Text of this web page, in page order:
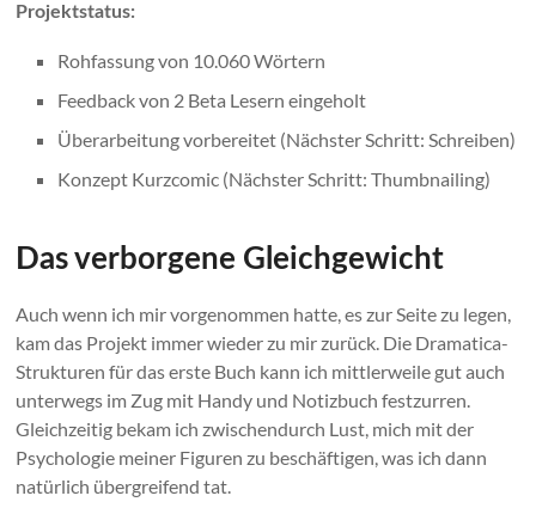
Projektstatus:
Rohfassung von 10.060 Wörtern
Feedback von 2 Beta Lesern eingeholt
Überarbeitung vorbereitet (Nächster Schritt: Schreiben)
Konzept Kurzcomic (Nächster Schritt: Thumbnailing)
Das verborgene Gleichgewicht
Auch wenn ich mir vorgenommen hatte, es zur Seite zu legen,
kam das Projekt immer wieder zu mir zurück. Die Dramatica-
Strukturen für das erste Buch kann ich mittlerweile gut auch
unterwegs im Zug mit Handy und Notizbuch festzurren.
Gleichzeitig bekam ich zwischendurch Lust, mich mit der
Psychologie meiner Figuren zu beschäftigen, was ich dann
natürlich übergreifend tat.